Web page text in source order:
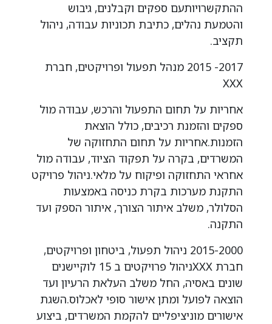
ההתקשרויותעם ספקים וקבלנים, גיבוש
והטמעת נהלים, כתיבת תכוניות עבודה, ניהול
תקציב.
2017- 2015 מנהל תפעול ופרויקטים, חברת
XXX
אחריות על תחום התפעול והרכש, עבודה מול
ספקים והזמנת רכיבים, כולל הוצאת
הזמנות.אחריות על תחום התחזוקה של
המשרדים, בקרה על תפקוד הציוד, עבודה מול
אחראי התחזוקה ופיקוח על מלאי.ניהול פרויקט
התקנת מערכות בקרת כניסה באמצעות
הסלולר, משלב איתור הצורך, איתור הספק ועד
התקנה.
2015-2000 ניהול תפעול, ביטחון ופרויקטים,
חברת XXXניהול פרויקטים ב 15 לוקיישנים
שונים באסיה, החל משלב העלאת הרעיון ועד
הוצאה לפועל ומתן אישור סופי לאכלוס.השגת
אישורים מוניציפליים להקמת המשרדים, ביצוע